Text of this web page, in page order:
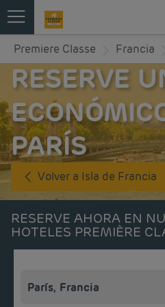
Premiere Classe Francia
RESERVE
PARÍS
Volver a Isla de Francia
RESERVE AHORA EN
HOTELES PREMIÈRE